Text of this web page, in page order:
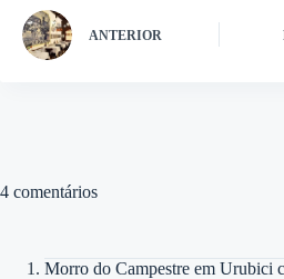
ANTERIOR
4 comentários
Morro do Campestre em Urubici